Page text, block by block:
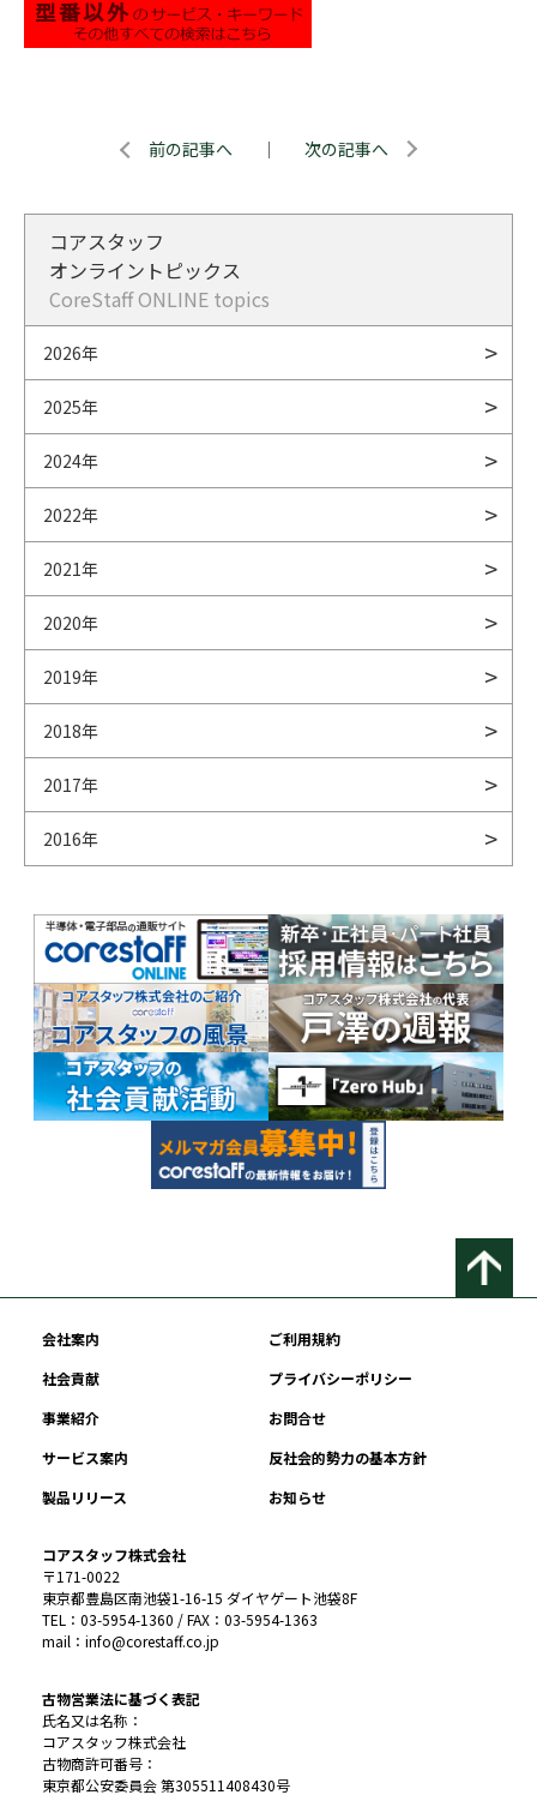
前の記事へ ｜ 次の記事へ
コアスタッフ
オンライントピックス
CoreStaff ONLINE topics
2026年
2025年
2024年
2022年
2021年
2020年
2019年
2018年
2017年
2016年
会社案内
ご利用規約
社会貢献
プライバシーポリシー
事業紹介
お問合せ
サービス案内
反社会的勢力の基本方針
製品リリース
お知らせ
コアスタッフ株式会社
〒171-0022
東京都豊島区南池袋1-16-15 ダイヤゲート池袋8F
TEL：03-5954-1360 / FAX：03-5954-1363
mail：info@corestaff.co.jp
古物営業法に基づく表記
氏名又は名称：
コアスタッフ株式会社
古物商許可番号：
東京都公安委員会 第305511408430号